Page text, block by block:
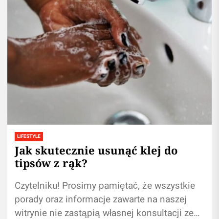
LIFESTYLE
Jak skutecznie usunąć klej do
tipsów z rąk?
Czytelniku! Prosimy pamiętać, że wszystkie
porady oraz informacje zawarte na naszej
witrynie nie zastąpią własnej konsultacji ze